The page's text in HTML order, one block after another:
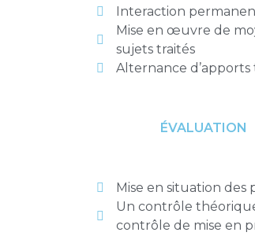
Interaction
Mise en œuvre de
sujets traités
Alternance
ÉVALUATION
Mise en situation des
Un contrôle
contrôle de mise en